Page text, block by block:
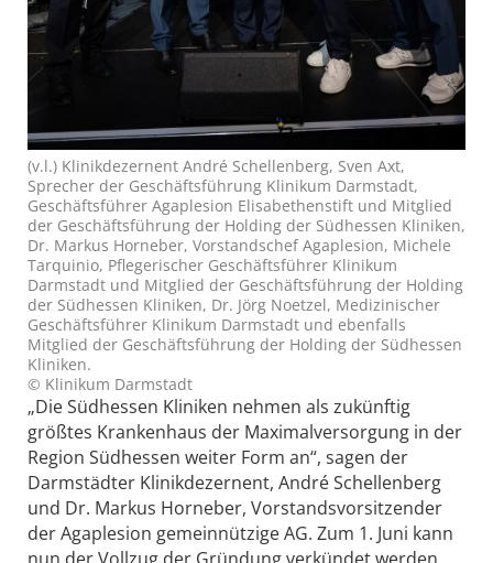
(v.l.) Klinikdezernent André Schellenberg, Sven Axt,
Sprecher der Geschäftsführung Klinikum Darmstadt,
Geschäftsführer Agaplesion Elisabethenstift und Mitglied
der Geschäftsführung der Holding der Südhessen Kliniken,
Dr. Markus Horneber, Vorstandschef Agaplesion, Michele
Tarquinio, Pflegerischer Geschäftsführer Klinikum
Darmstadt und Mitglied der Geschäftsführung der Holding
der Südhessen Kliniken, Dr. Jörg Noetzel, Medizinischer
Geschäftsführer Klinikum Darmstadt und ebenfalls
Mitglied der Geschäftsführung der Holding der Südhessen
Kliniken.
© Klinikum Darmstadt
„Die Südhessen Kliniken nehmen als zukünftig
größtes Krankenhaus der Maximalversorgung in der
Region Südhessen weiter Form an“, sagen der
Darmstädter Klinikdezernent, André Schellenberg
und Dr. Markus Horneber, Vorstandsvorsitzender
der Agaplesion gemeinnützige AG. Zum 1. Juni kann
nun der Vollzug der Gründung verkündet werden.